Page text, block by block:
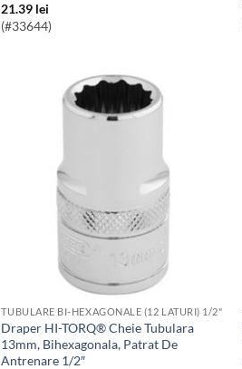
21.39 lei
(#33644)
TUBULARE BI-HEXAGONALE (12 LATURI) 1/2"
Draper HI-TORQ® Cheie Tubulara
13mm, Bihexagonala, Patrat De
Antrenare 1/2″